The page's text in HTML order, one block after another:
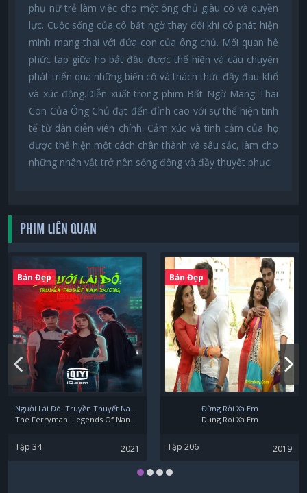
phụ nữ trẻ làm việc cho một ông chủ giàu có và quyền
lực. Cuộc sống của cô bất ngờ thay đổi khi cô phát hiện
mình mang thai với đứa con của ông chủ. Mối quan hệ
phức tạp giữa họ bắt đầu được thể hiện và câu chuyện
phát triển qua những biến cố và thách thức đầy đau khổ
và xúc động.Diễn xuất trong phim Bất Ngờ Mang Thai
Con Của Ông Chủ đạt đến đỉnh cao với sự thể hiện tinh
tế từ dàn diễn viên chính. Cảm xúc và tình cảm của họ
được thể hiện một cách chân thành và sâu sắc, làm cho
những nhân vật trở nên sống động và đầy thuyết phục.
PHIM LIÊN QUAN
Bản Đẹp
Người Lái Đò: Truyền Thuyết Nam Dương
The Ferryman: Legends Of Nanyang
Tập 34 2021
Bản Đẹp
Đừng Rời Xa Em
Dung Roi Xa Em
Tập 206 2019